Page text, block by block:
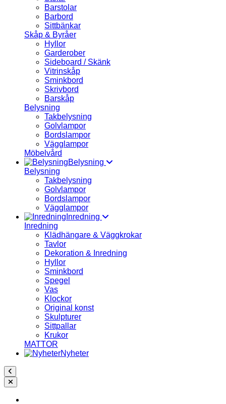
Barstolar
Barbord
Sittbänkar
Skåp & Byråer
Hyllor
Garderober
Sideboard / Skänk
Vitrinskåp
Sminkbord
Skrivbord
Barskåp
Belysning
Takbelysning
Golvlampor
Bordslampor
Vägglampor
Möbelvård
Belysning
Belysning
Takbelysning
Golvlampor
Bordslampor
Vägglampor
Inredning
Inredning
Klädhängare & Väggkrokar
Tavlor
Dekoration & Inredning
Hyllor
Sminkbord
Spegel
Vas
Klockor
Original konst
Skulpturer
Sittpallar
Krukor
MATTOR
Nyheter